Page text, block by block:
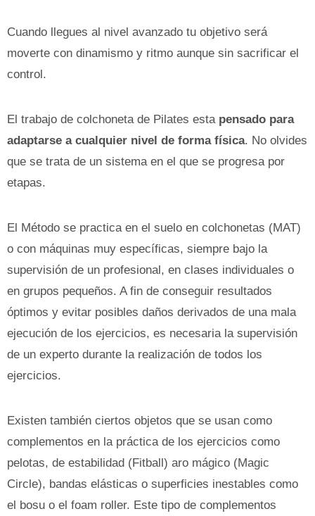
Cuando llegues al nivel avanzado tu objetivo será
moverte con dinamismo y ritmo aunque sin sacrificar el
control.
El trabajo de colchoneta de Pilates esta pensado para
adaptarse a cualquier nivel de forma física. No olvides
que se trata de un sistema en el que se progresa por
etapas.
El Método se practica en el suelo en colchonetas (MAT)
o con máquinas muy específicas, siempre bajo la
supervisión de un profesional, en clases individuales o
en grupos pequeños. A fin de conseguir resultados
óptimos y evitar posibles daños derivados de una mala
ejecución de los ejercicios, es necesaria la supervisión
de un experto durante la realización de todos los
ejercicios.
Existen también ciertos objetos que se usan como
complementos en la práctica de los ejercicios como
pelotas, de estabilidad (Fitball) aro mágico (Magic
Circle), bandas elásticas o superficies inestables como
el bosu o el foam roller. Este tipo de complementos